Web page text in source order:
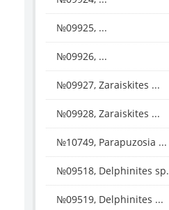
№09925, ...
№09926, ...
№09927, Zaraiskites ...
№09928, Zaraiskites ...
№10749, Parapuzosia ...
№09518, Delphinites sp.
№09519, Delphinites ...